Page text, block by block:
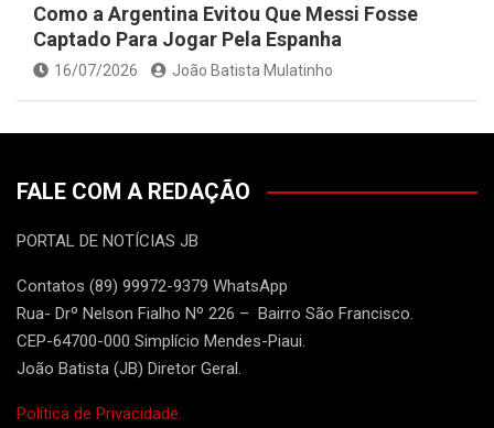
Como a Argentina Evitou Que Messi Fosse
Captado Para Jogar Pela Espanha
16/07/2026 João Batista Mulatinho
FALE COM A REDAÇÃO
PORTAL DE NOTÍCIAS JB
Contatos (89) 99972-9379 WhatsApp
Rua- Drº Nelson Fialho Nº 226 – Bairro São Francisco.
CEP-64700-000 Simplício Mendes-Piaui.
João Batista (JB) Diretor Geral.
Política de Privacidade.